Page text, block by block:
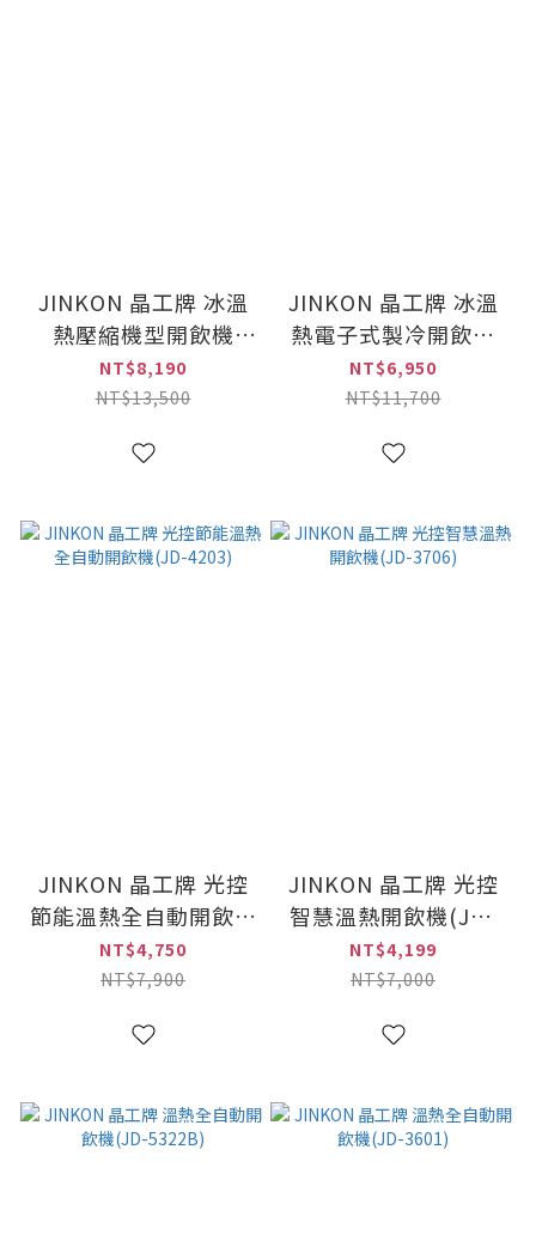
JINKON 晶工牌 冰溫
熱壓縮機型開飲機
(JD-8302)
NT$8,190
NT$13,500
JINKON 晶工牌 冰溫
熱電子式製冷開飲機
(JD-6716)
NT$6,950
NT$11,700
JINKON 晶工牌 光控
節能溫熱全自動開飲機
(JD-4203)
NT$4,750
NT$7,900
JINKON 晶工牌 光控
智慧溫熱開飲機(JD-
3706)
NT$4,199
NT$7,000